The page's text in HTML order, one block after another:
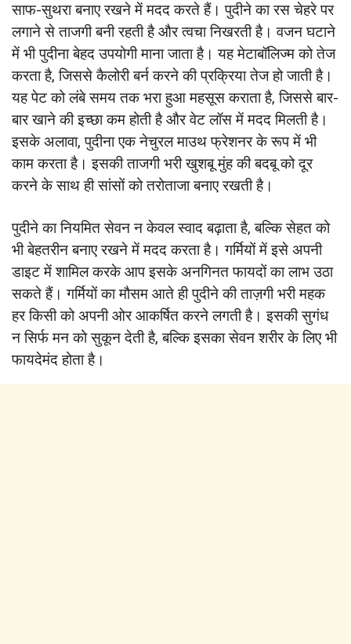
साफ-सुथरा बनाए रखने में मदद करते हैं। पुदीने का रस चेहरे पर
लगाने से ताजगी बनी रहती है और त्वचा निखरती है। वजन घटाने
में भी पुदीना बेहद उपयोगी माना जाता है। यह मेटाबॉलिज्म को तेज
करता है, जिससे कैलोरी बर्न करने की प्रक्रिया तेज हो जाती है।
यह पेट को लंबे समय तक भरा हुआ महसूस कराता है, जिससे बार-
बार खाने की इच्छा कम होती है और वेट लॉस में मदद मिलती है।
इसके अलावा, पुदीना एक नेचुरल माउथ फ्रेशनर के रूप में भी
काम करता है। इसकी ताजगी भरी खुशबू मुंह की बदबू को दूर
करने के साथ ही सांसों को तरोताजा बनाए रखती है।
पुदीने का नियमित सेवन न केवल स्वाद बढ़ाता है, बल्कि सेहत को
भी बेहतरीन बनाए रखने में मदद करता है। गर्मियों में इसे अपनी
डाइट में शामिल करके आप इसके अनगिनत फायदों का लाभ उठा
सकते हैं। गर्मियों का मौसम आते ही पुदीने की ताज़गी भरी महक
हर किसी को अपनी ओर आकर्षित करने लगती है। इसकी सुगंध
न सिर्फ मन को सुकून देती है, बल्कि इसका सेवन शरीर के लिए भी
फायदेमंद होता है।